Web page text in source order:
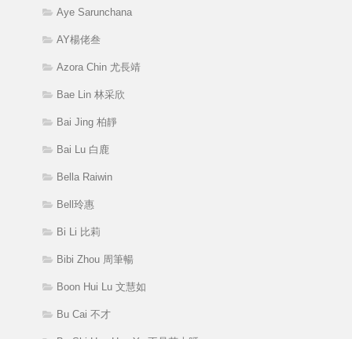
Aye Sarunchana
AY楊佬叁
Azora Chin 尤長靖
Bae Lin 林采欣
Bai Jing 柏靜
Bai Lu 白鹿
Bella Raiwin
Bell玲惠
Bi Li 比莉
Bibi Zhou 周筆暢
Boon Hui Lu 文慧如
Bu Cai 不才